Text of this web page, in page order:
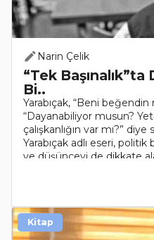
Narin Çelik
“Tek
Bi..
Yarabıçak, “Beni
“Dayanabiliyor musun?
çalışkanlığın var mı?”
Yarabıçak adlı eseri, politik
ve düşünceyi de dikkate
Kitap